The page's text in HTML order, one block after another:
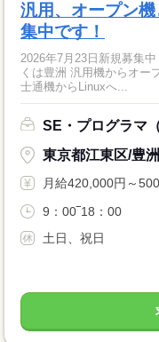
汎用、オープン
集中です！
2026年7月23日新規募集中！ １，クレジット向け案件 ⇒江田
くは豊洲 汎用機からオー
士通機からLinuxへ...
SE・プログラマ
東京都江東区/豊
月給420,000円～
9：00‾18：00
土日、祝日